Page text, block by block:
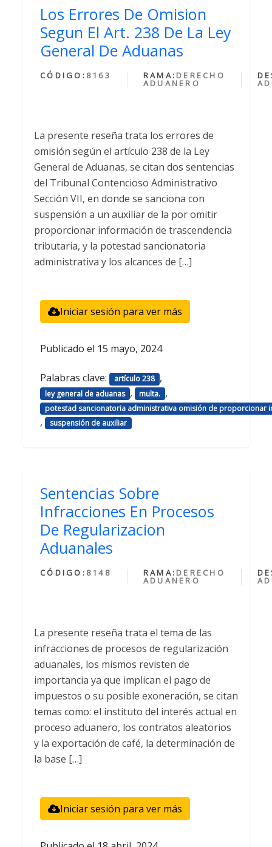
Los Errores De Omision
Segun El Art. 238 De La Ley
General De Aduanas
CÓDIGO: 8163 RAMA: DERECHO
ADUANERO
La presente reseña trata los errores de
omisión según el artículo 238 de la Ley
General de Aduanas, se citan dos sentencias
del Tribunal Contencioso Administrativo
Sección VII, en donde se sanciona con
suspensión a un auxiliar de la por omitir
proporcionar información de trascendencia
tributaria, y la potestad sancionatoria
administrativa y los alcances de […]
Iniciar sesión para ver más
Publicado el 15 mayo, 2024
Palabras clave: artículo 238 ,
ley general de aduanas , multa. ,
potestad sancionatoria administrativa omisión de proporcionar
, suspensión de auxiliar
Sentencias Sobre
Infracciones En Procesos
De Regularizacion
Aduanales
CÓDIGO: 8148 RAMA: DERECHO
ADUANERO
La presente reseña trata el tema de las
infracciones de procesos de regularización
aduanales, los mismos revisten de
importancia ya que implican el pago de
impuestos o su posible exoneración, se citan
temas como: el instituto del interés actual en
proceso aduanero, los contratos aleatorios
y la exportación de café, la determinación de
la base […]
Iniciar sesión para ver más